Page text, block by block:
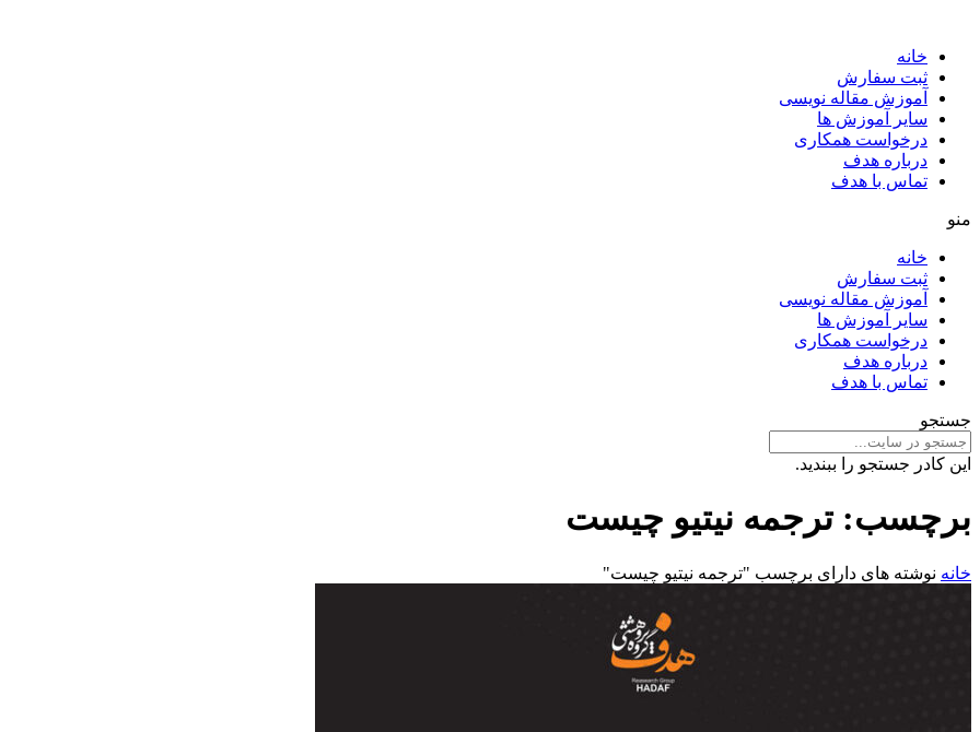
خانه
ثبت سفارش
آموزش مقاله نویسی
سایر آموزش ها
درخواست همکاری
درباره هدف
تماس با هدف
منو
خانه
ثبت سفارش
آموزش مقاله نویسی
سایر آموزش ها
درخواست همکاری
درباره هدف
تماس با هدف
جستجو
این کادر جستجو را ببندید.
برچسب:ترجمه نیتیو چیست
خانه نوشته های دارای برچسب "ترجمه نیتیو چیست"